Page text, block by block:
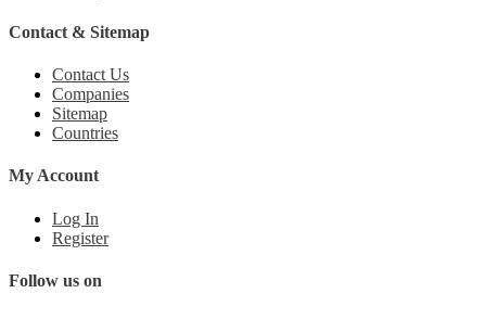
Contact & Sitemap
Contact Us
Companies
Sitemap
Countries
My Account
Log In
Register
Follow us on